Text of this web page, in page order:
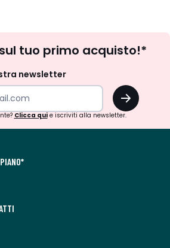
newsletter
sul tuo primo acquisto!*
newsletter
OK
Clicca quie iscriviti alla newsletter.